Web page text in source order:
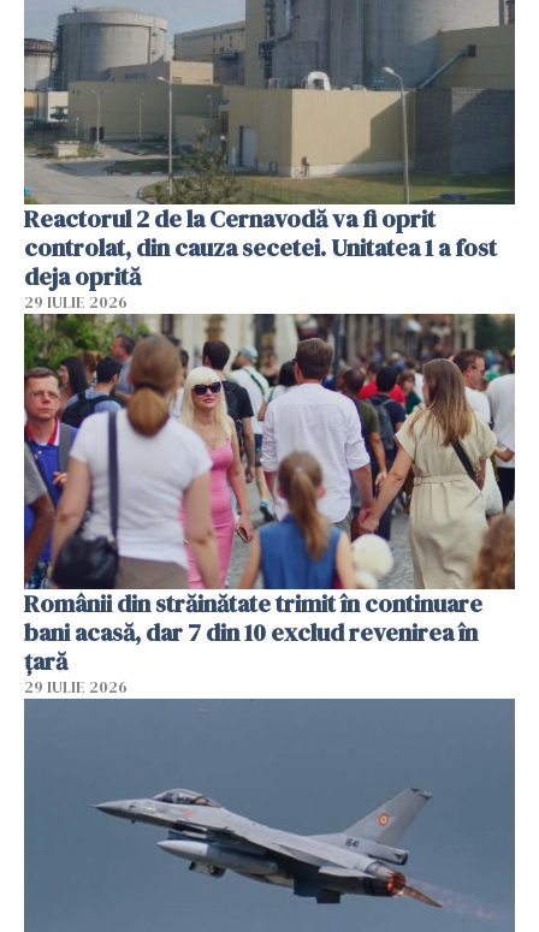
Reactorul 2 de la Cernavodă va fi oprit
controlat, din cauza secetei. Unitatea 1 a fost
deja oprită
29 IULIE 2026
Românii din străinătate trimit în continuare
bani acasă, dar 7 din 10 exclud revenirea în
țară
29 IULIE 2026